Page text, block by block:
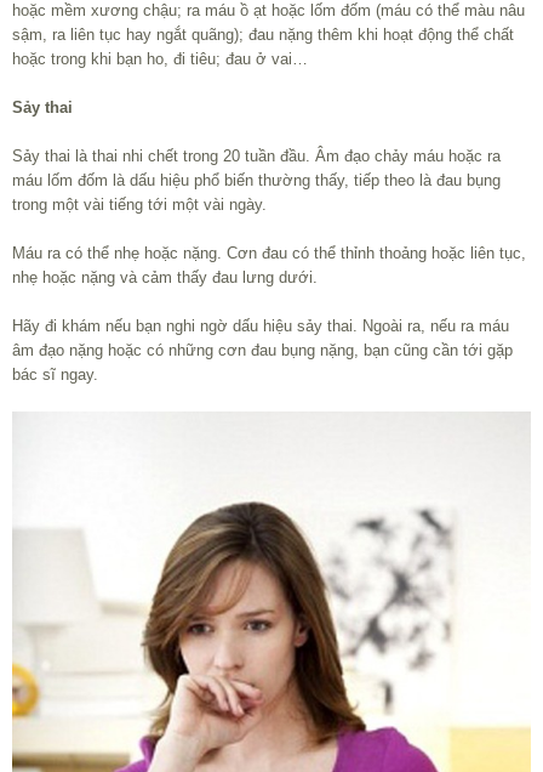
hoặc mềm xương chậu; ra máu ồ ạt hoặc lốm đốm (máu có thể màu nâu
sậm, ra liên tục hay ngắt quãng); đau nặng thêm khi hoạt động thể chất
hoặc trong khi bạn ho, đi tiêu; đau ở vai…
Sảy thai
Sảy thai là thai nhi chết trong 20 tuần đầu. Âm đạo chảy máu hoặc ra
máu lốm đốm là dấu hiệu phổ biến thường thấy, tiếp theo là đau bụng
trong một vài tiếng tới một vài ngày.
Máu ra có thể nhẹ hoặc nặng. Cơn đau có thể thỉnh thoảng hoặc liên tục,
nhẹ hoặc nặng và cảm thấy đau lưng dưới.
Hãy đi khám nếu bạn nghi ngờ dấu hiệu sảy thai. Ngoài ra, nếu ra máu
âm đạo nặng hoặc có những cơn đau bụng nặng, bạn cũng cần tới gặp
bác sĩ ngay.